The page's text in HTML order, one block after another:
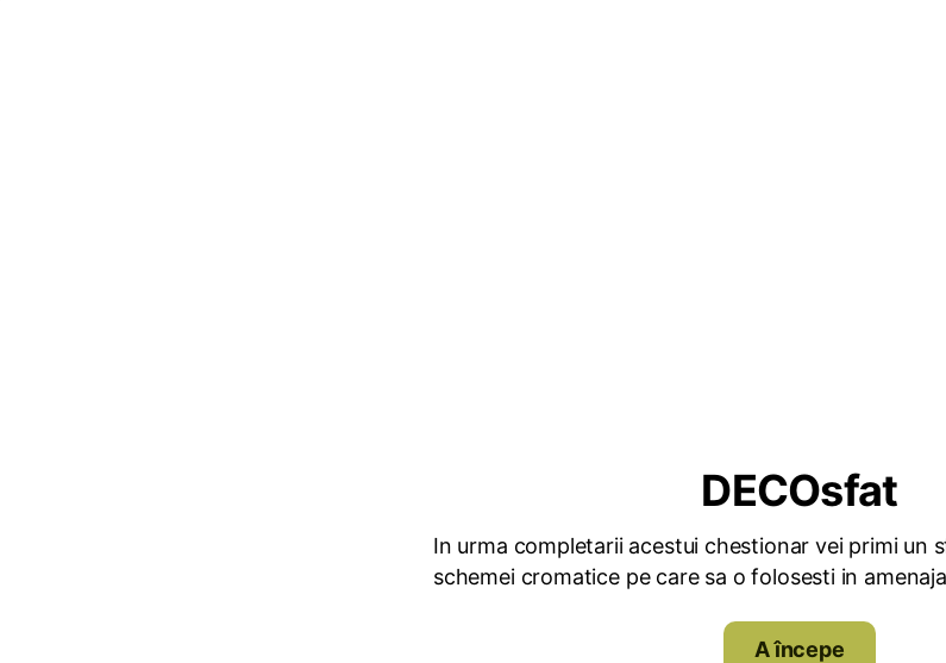
DECOsfat
In urma completarii acestui chestionar vei primi un
schemei cromatice pe care sa o folosesti in
A începe